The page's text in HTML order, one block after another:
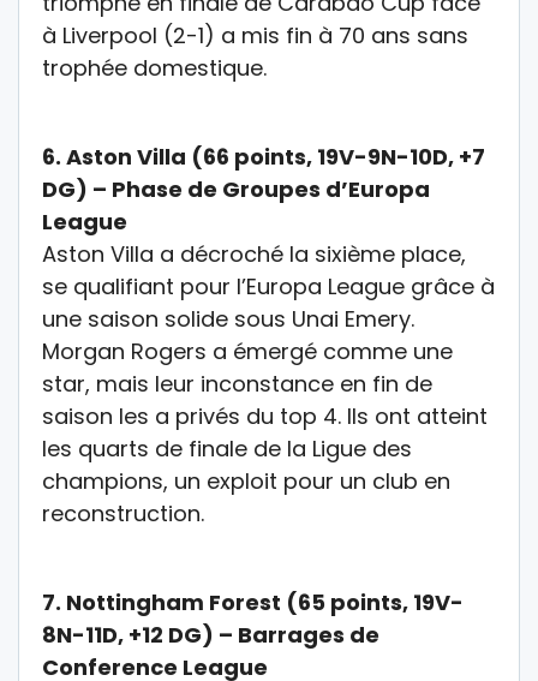
à Liverpool (2-1) a mis fin à 70 ans sans
trophée domestique.
6. Aston Villa (66 points, 19V-9N-10D, +7
DG) – Phase de Groupes d’Europa
League
Aston Villa a décroché la sixième place,
se qualifiant pour l’Europa League grâce à
une saison solide sous Unai Emery.
Morgan Rogers a émergé comme une
star, mais leur inconstance en fin de
saison les a privés du top 4. Ils ont atteint
les quarts de finale de la Ligue des
champions, un exploit pour un club en
reconstruction.
7. Nottingham Forest (65 points, 19V-
8N-11D, +12 DG) – Barrages de
Conference League